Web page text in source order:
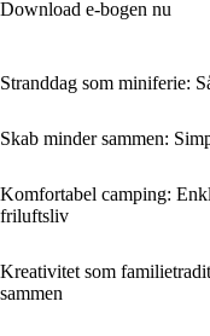
Download e-bogen nu
Stranddag som miniferie:
Skab minder sammen:
Komfortabel camping:
friluftsliv
Kreativitet som
sammen